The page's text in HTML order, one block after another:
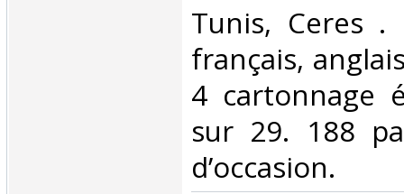
‎Tunis, Ceres
français,
4 cartonnage
sur 29. 188
d’occasion.‎